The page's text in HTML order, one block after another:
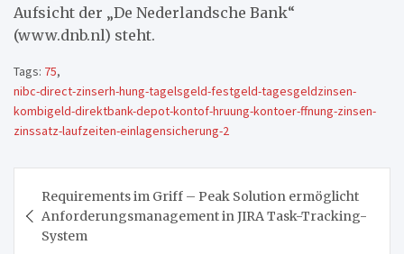
Aufsicht der „De Nederlandsche Bank“
(www.dnb.nl) steht.
Tags: 75,
nibc-direct-zinserh-hung-tagelsgeld-festgeld-tagesgeldzinsen-
kombigeld-direktbank-depot-kontof-hruung-kontoer-ffnung-zinsen-
zinssatz-laufzeiten-einlagensicherung-2
Requirements im Griff – Peak Solution ermöglicht
Anforderungsmanagement in JIRA Task-Tracking-
System